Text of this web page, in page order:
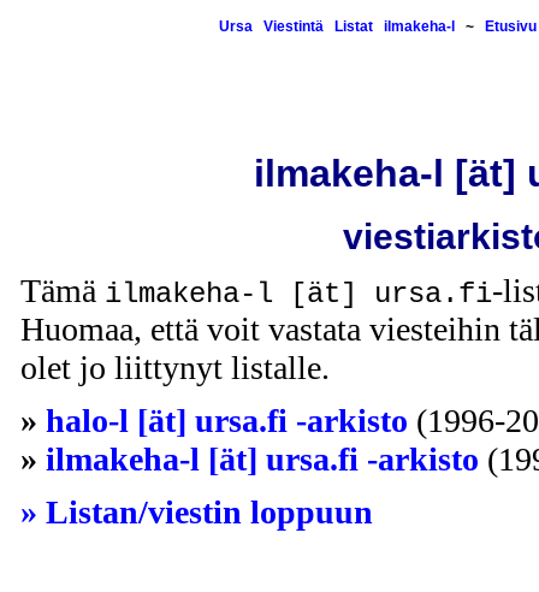
Ursa Viestintä Listat ilmakeha-l ~ Etusivu
ilmakeha-l [ät]
Tämä ilmakeha-l [ät] ursa.fi-
Huomaa, että voit vastata viesteihin
olet jo liittynyt listalle.
» halo-l [ät] ursa.fi -arkisto (1996-
» ilmakeha-l [ät] ursa.fi -arkisto
» Listan/viestin loppuun